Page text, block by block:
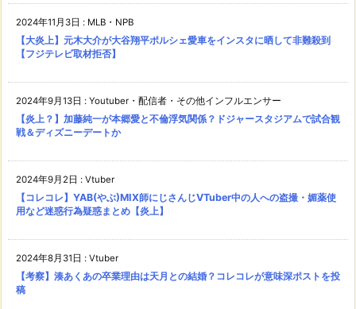
2024年11月3日 : MLB・NPB
【大炎上】元木大介が大谷翔平ポルシェ愛車をインスタに晒して非難殺到
【フジテレビ取材拒否】
2024年9月13日 : Youtuber・配信者・その他インフルエンサー
【炎上？】加藤純一が本郷愛と不倫浮気関係？ドジャースタジアムで試合観
戦＆ディズニーデートか
2024年9月2日 : Vtuber
【コレコレ】YAB(やぶ)MIX師にじさんじVTuber中の人への盗撮・媚薬使
用など迷惑行為疑惑まとめ【炎上】
2024年8月31日 : Vtuber
【考察】湊あくあの卒業理由は天月との結婚？コレコレが意味深ポストを投
稿